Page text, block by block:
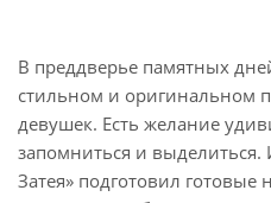
В преддверье памятных
стильном и оригинальном
девушек. Есть желание
запомниться и выделиться.
Затея» подготовил